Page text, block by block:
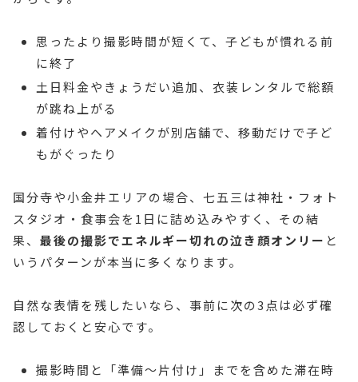
思ったより撮影時間が短くて、子どもが慣れる前
に終了
土日料金やきょうだい追加、衣装レンタルで総額
が跳ね上がる
着付けやヘアメイクが別店舗で、移動だけで子ど
もがぐったり
国分寺や小金井エリアの場合、七五三は神社・フォト
スタジオ・食事会を1日に詰め込みやすく、その結
果、 最後の撮影でエネルギー切れの泣き顔オンリー と
いうパターンが本当に多くなります。
自然な表情を残したいなら、事前に次の3点は必ず確
認しておくと安心です。
撮影時間と「準備〜片付け」までを含めた滞在時